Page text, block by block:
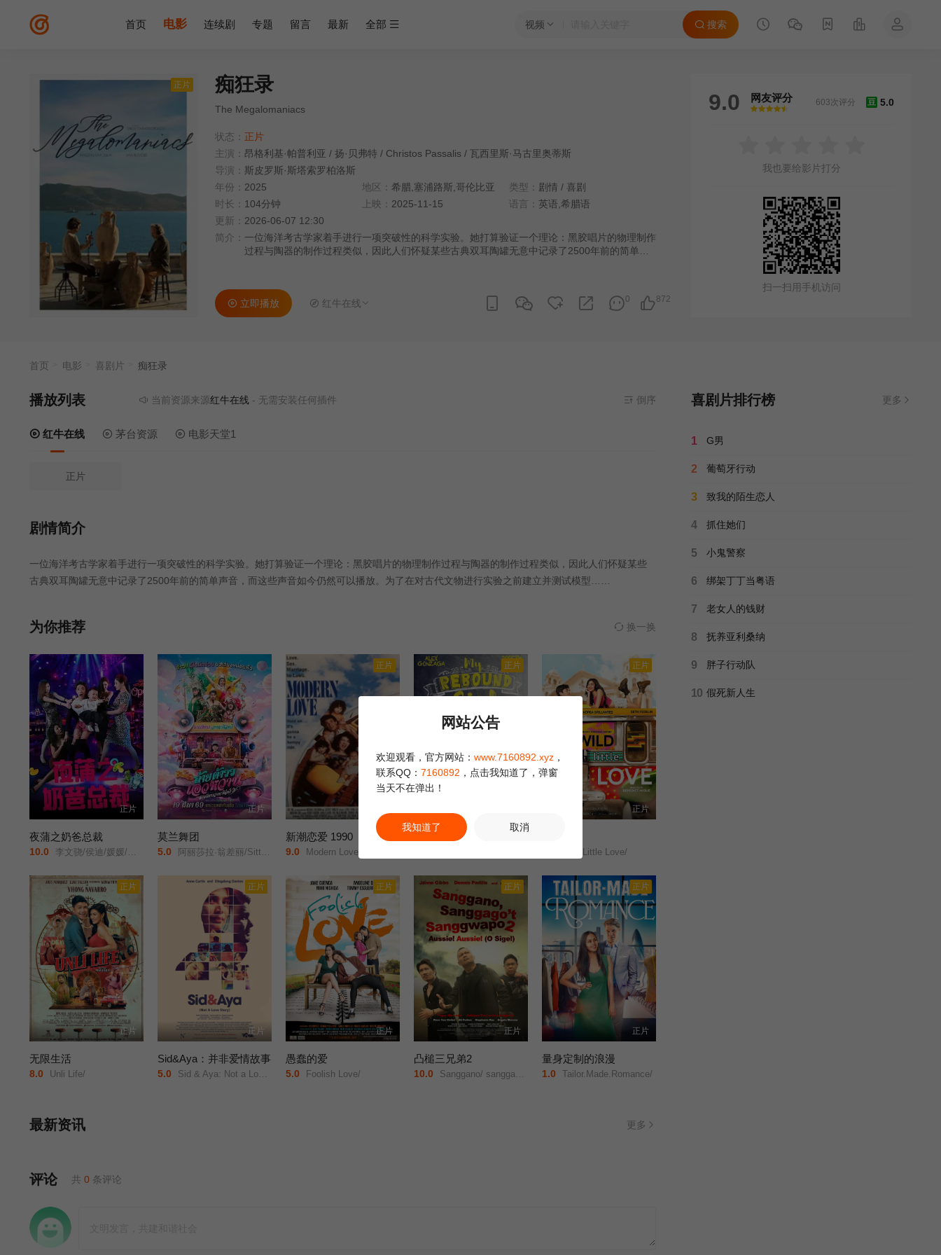
视频 搜索
首页 电影 连续剧 专题 留言 最新 全部
正片 痴狂录
The Megalomaniacs
状态： 正片
主演： 昂格利基·帕普利亚 / 扬·贝弗特 / Christos Passalis / 瓦西里斯·马古里奥蒂斯
导演： 斯皮罗斯·斯塔索罗柏洛斯
年份： 2025 地区： 希腊,塞浦路斯,哥伦比亚 类型： 剧情 / 喜剧
时长： 104分钟 上映： 2025-11-15 语言： 英语,希腊语
更新： 2026-06-07 12:30
简介： 一位海洋考古学家着手进行一项突破性的科学实验。她打算验证一个理论：黑胶唱片的物理制作
过程与陶器的制作过程类似，因此人们怀疑某些古典双耳陶罐无意中记录了2500年前的简单声
872
0
立即播放 红牛在线
9.0 网友评分
很差
较差还行推荐力荐
豆 5.0
603次评分
我也要给影片打分
扫一扫用手机访问
首页 电影 喜剧片 痴狂录
播放列表 当前资源来源红牛在线- 无需安装任何插件 倒序
红牛在线 茅台资源 电影天堂1
正片
剧情简介
一位海洋考古学家着手进行一项突破性的科学实验。她打算验证一个理论：黑胶唱片的物理制作过程与陶器的制作过程类似，因此人们怀疑某些
古典双耳陶罐无意中记录了2500年前的简单声音，而这些声音如今仍然可以播放。为了在对古代文物进行实验之前建立并测试模型……
为你推荐 换一换
正片
夜蒲之奶爸总裁
10.0 李文骁/侯迪/媛媛/石承昊/
正片
莫兰舞团
5.0 阿丽莎拉·翁差丽/Sitthiphon/Disamoe/
正片
新潮恋爱 1990
9.0 Modern Love/
正片
我的备胎女友
正片
正片
Wild Little Love/
正片
正片
无限生活
8.0 Unli Life/
正片
正片
Sid&Aya：并非爱情故事
5.0 Sid & Aya: Not a Love Story/
正片
正片
愚蠢的爱
5.0 Foolish Love/
正片
正片
凸槌三兄弟2
10.0 Sanggano/ sanggago&#039;t sanggwapo 2: Aussie! Aussie! (O sige)/
正片
正片
量身定制的浪漫
1.0 Tailor.Made.Romance/
最新资讯 更多
评论 共 0 条评论
喜剧片排行榜 更多
1 G男
2 葡萄牙行动
3 致我的陌生恋人
4 抓住她们
5 小鬼警察
6 绑架丁丁当粤语
7 老女人的钱财
8 抚养亚利桑纳
9 胖子行动队
10 假死新人生
网站公告
欢迎观看，官方网站： www.7160892.xyz ，
联系QQ： 7160892 ，点击我知道了，弹窗
当天不在弹出！
我知道了 取消